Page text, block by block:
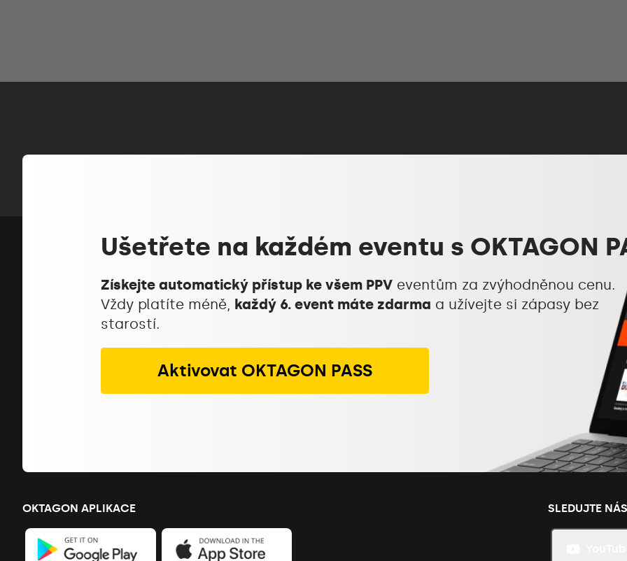
Ušetřete na každém eventu s OKTAGON
Získejte automatický přístup ke všem PPV eventům za zvýhodněnou cenu.
Vždy platíte méně, každý 6. event máte zdarma a užívejte si zápasy bez
starostí.
Aktivovat OKTAGON PASS
OKTAGON APLIKACE SLEDUJTE NÁS